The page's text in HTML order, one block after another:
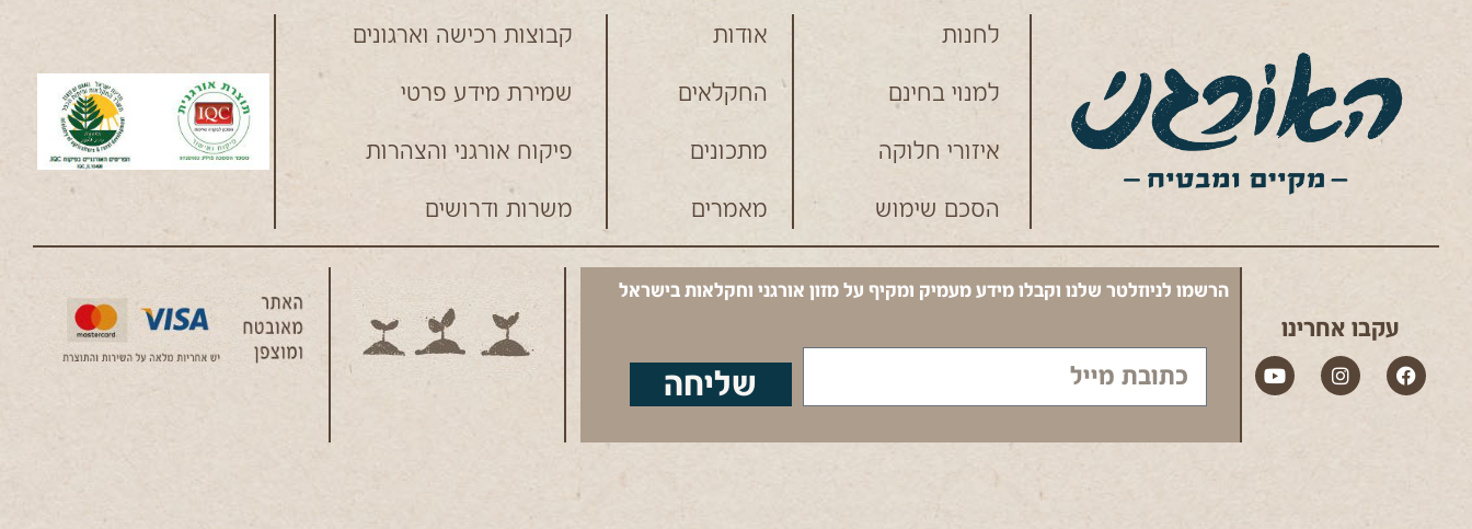
לחנות
למנוי בחינם
איזורי חלוקה
הסכם שימוש
אודות
החקלאים
מתכונים
מאמרים
קבוצות רכישה וארגונים
שמירת מידע פרטי
פיקוח אורגני והצהרות
משרות ודרושים
עקבו אחרינו
הרשמו לניוזלטר שלנו וקבלו מידע מעמיק ומקיף על מזון אורגני וחקלאות בישראל
שליחה